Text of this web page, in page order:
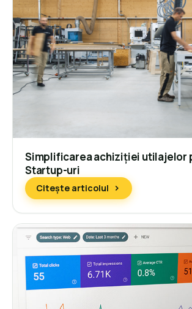
Simplificarea achiziției utilajelor
Startup-uri
Citește articolul